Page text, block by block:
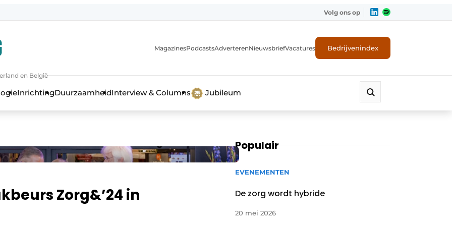
Volg ons op
en België
MagazinesPodcastsAdverterenNieuwsbriefVacatures Bedrijvenindex
InrichtingDuurzaamheidInterview & Columns Jubileum
Zorg&’24 in
Populair
EVENEMENTEN
De zorg wordt hybride
20 mei 2026